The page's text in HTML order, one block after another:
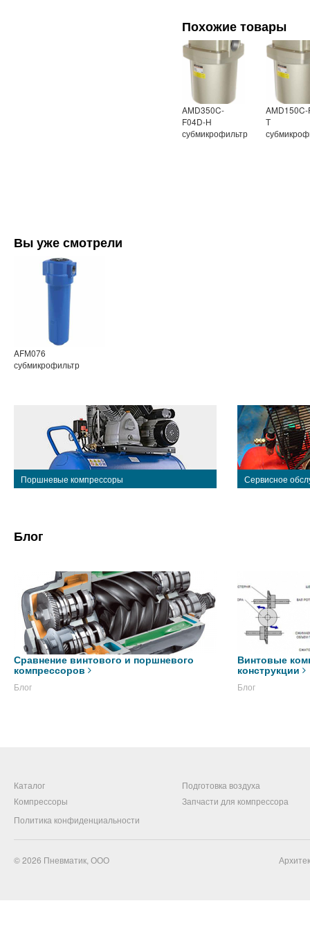
Похожие товары
AMD350C-
F04D-H
субмикрофильтр
AMD150C-
Т
Вы уже смотрели
AFМ076
субмикрофильтр
Поршневые компрессоры Сервисное
Блог
Сравнение винтового и поршневого
компрессоров
Блог
Винтовые
конструкции
Блог
Каталог
Компрессоры
Подготовка воздуха
Запчасти для компрессора
Политика конфиденциальности
© 2026 Пневматик, ООО